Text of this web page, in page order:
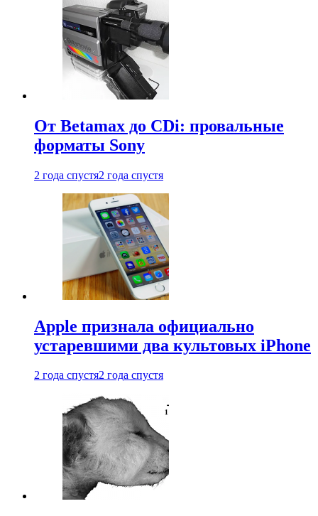
От Betamax до CDi: провальные
форматы Sony
2 года спустя2 года спустя
Apple признала официально
устаревшими два культовых iPhone
2 года спустя2 года спустя